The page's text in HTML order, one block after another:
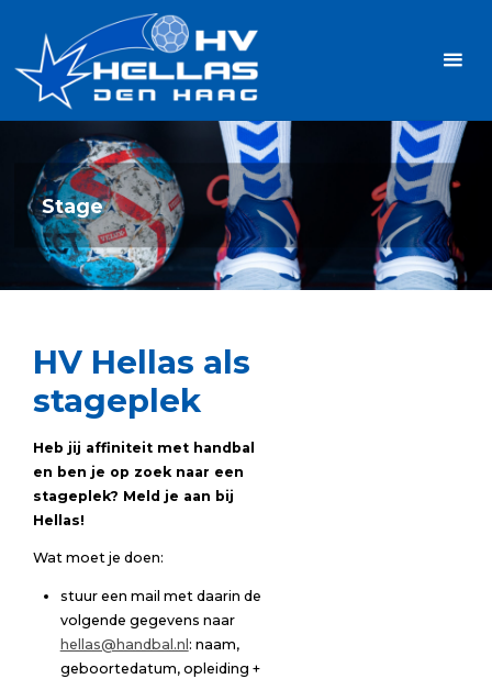
inhoud
Stage
HV Hellas als
stageplek
Heb jij affiniteit met handbal
en ben je op zoek naar een
stageplek? Meld je aan bij
Hellas!
Wat moet je doen:
stuur een mail met daarin de
volgende gegevens naar
hellas@handbal.nl : naam,
geboortedatum, opleiding +